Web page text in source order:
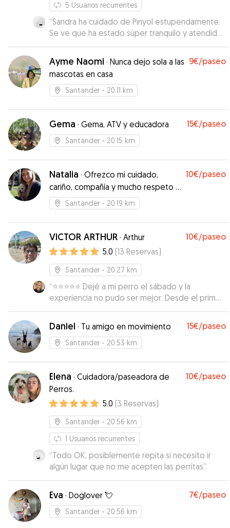
5 Usuarios recurrentes
“Sandra ha cuidado de Pinyol estupendamente.
Se ve que ha estado súper tranquilo y atendido.
Durante todo el tiempo nos ha mandado fotos y
se le veia disfrutando. Gracias!!
Ayme Naomi · Nunca dejo sola a las
mascotas en casa
9€/paseo
Santander - 20.11 km
Gema · Gema, ATV y educadora 15€/paseo
Santander - 20.15 km
Natalia · Ofrezco mi cuidado,
cariño, compañía y mucho respeto a
quienes forman tambien parte de la
familia
10€/paseo
Santander - 20.19 km
VICTOR ARTHUR · Arthur 10€/paseo
5.0 (13 Reservas)
Santander - 20.27 km
“⭐️⭐️⭐️⭐️⭐️ Dejé a mi perro el sábado y la
experiencia no pudo ser mejor. Desde el primer
momento, el cuidador fue muy atento y
cariñoso. Me mantuvo informada con fotos y
mensajes durante el día, lo cual me dio mucha
tranquilidad. Se nota que le gustan los animales y
relajado. ¡Repetiré sin duda! Muy
recomendable.”
Daniel · Tu amigo en movimiento 15€/paseo
Santander - 20.53 km
Elena · Cuidadora/paseadora de
Perros.
10€/paseo
5.0 (3 Reservas)
Santander - 20.56 km
1 Usuarios recurrentes
“Todo OK, posiblemente repita si necesito ir
algún lugar que no me acepten las perritas”
Eva · Doglover 💘 7€/paseo
Santander - 20.56 km